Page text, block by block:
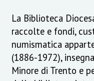
La Biblioteca
raccolte e fondi,
numismatica
(1886-1972),
Minore di Trento e